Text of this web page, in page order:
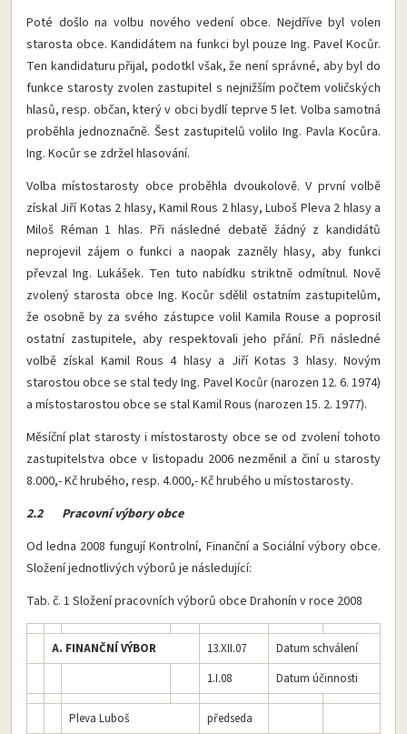
Poté došlo na volbu nového vedení obce. Nejdříve byl volen
starosta obce. Kandidátem na funkci byl pouze Ing. Pavel Kocůr.
Ten kandidaturu přijal, podotkl však, že není správné, aby byl do
funkce starosty zvolen zastupitel s nejnižším počtem voličských
hlasů, resp. občan, který v obci bydlí teprve 5 let. Volba samotná
proběhla jednoznačně. Šest zastupitelů volilo Ing. Pavla Kocůra.
Ing. Kocůr se zdržel hlasování.
Volba místostarosty obce proběhla dvoukolově. V první volbě
získal Jiří Kotas 2 hlasy, Kamil Rous 2 hlasy, Luboš Pleva 2 hlasy a
Miloš Réman 1 hlas. Při následné debatě žádný z kandidátů
neprojevil zájem o funkci a naopak zazněly hlasy, aby funkci
převzal Ing. Lukášek. Ten tuto nabídku striktně odmítnul. Nově
zvolený starosta obce Ing. Kocůr sdělil ostatním zastupitelům,
že osobně by za svého zástupce volil Kamila Rouse a poprosil
ostatní zastupitele, aby respektovali jeho přání. Při následné
volbě získal Kamil Rous 4 hlasy a Jiří Kotas 3 hlasy. Novým
starostou obce se stal tedy Ing. Pavel Kocůr (narozen 12. 6. 1974)
a místostarostou obce se stal Kamil Rous (narozen 15. 2. 1977).
Měsíční plat starosty i místostarosty obce se od zvolení tohoto
zastupitelstva obce v listopadu 2006 nezměnil a činí u starosty
8.000,- Kč hrubého, resp. 4.000,- Kč hrubého u místostarosty.
2.2 Pracovní výbory obce
Od ledna 2008 fungují Kontrolní, Finanční a Sociální výbory obce.
Složení jednotlivých výborů je následující:
Tab. č. 1 Složení pracovních výborů obce Drahonín v roce 2008
A. FINANČNÍ VÝBOR 13.XII.07
Datum schválení
1.I.08
Datum účinnosti
Pleva Luboš
předseda